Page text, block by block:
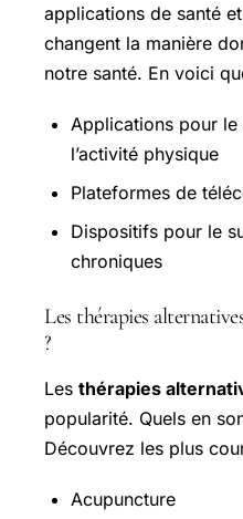
applications de santé
changent la manière
notre santé. En voici
Applications pour
l’activité physique
Plateformes de
Dispositifs pour le
chroniques
Les thérapies
?
Les thérapies
popularité. Quels en
Découvrez les plus
Acupuncture